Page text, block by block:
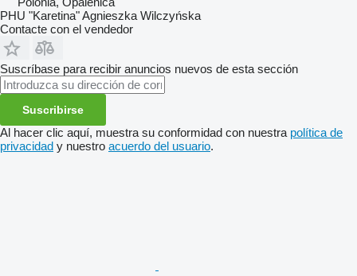
PHU "Karetina" Agnieszka Wilczyńska
Contacte con el vendedor
Suscríbase para recibir anuncios nuevos de esta sección
Suscribirse
Al hacer clic aquí, muestra su conformidad con nuestra política de
privacidad y nuestro acuerdo del usuario.